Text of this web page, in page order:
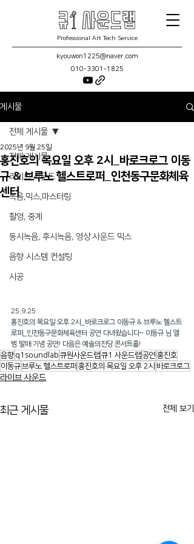
Professional Art Tech Service
kyouwon1225@naver.com
010-3301-1825
게시물
전체 게시물
라이브 사운드
녹음,믹스,마스터링
촬영, 중계
동시녹음, 후시녹음, 영상 사운드 믹스
음향 시스템 컨설팅
시공
전체 게시물
홍진호의 목요일 오후 2시_바로크로그 이동
규 & 브루노 헬스트로퍼_인천동구문화체육
센터
2025년 9월 25일
25.9.25
홍진호의 목요일 오후 2시_바로크로그 이동규 & 브루노 헬스트
로퍼_인천동구문화체육센터 공연 다녀왔습니다~ 이동규 님 앨
범 발매 기념 공연! 다음은 예술의전당 콘서트홀!
음향 q1soundlab 큐원사운드랩큐1 사운드랩공연 홍진호
이동규 브루노 헬스트로퍼 홍진호의 목요일 오후 2시 바로크로그
라이브 사운드
최근 게시물 전체 보기